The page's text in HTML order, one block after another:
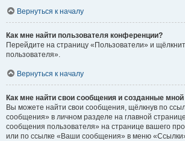
Вернуться к началу
Как мне найти пользователя конференции?
Перейдите на страницу «Пользователи» и
пользователя».
Вернуться к началу
Как мне найти свои сообщения и созданные
Вы можете найти свои сообщения, щёлкнув по
сообщения» в личном разделе на главной
сообщения пользователя» на странице вашего
или по ссылке «Ваши сообщения» в меню